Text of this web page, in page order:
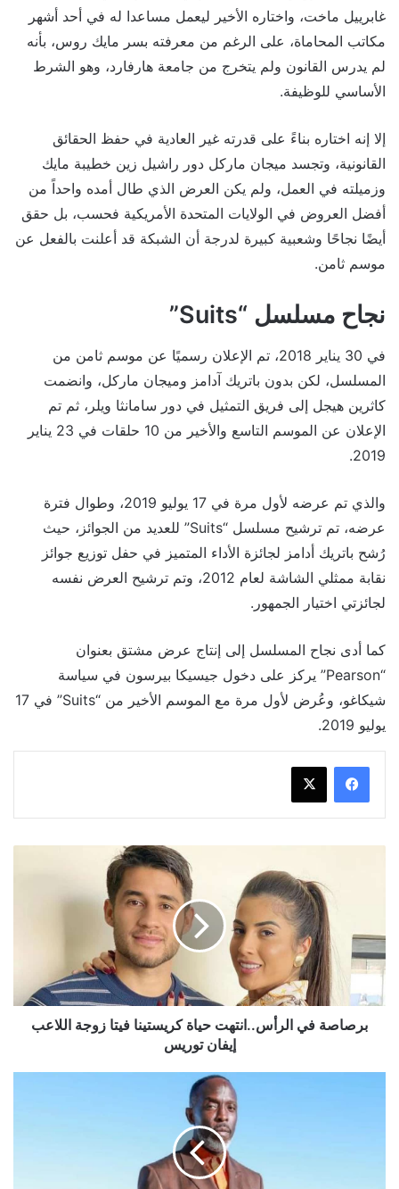
غابرييل ماخت، واختاره الأخير ليعمل مساعدا له في أحد أشهر
مكاتب المحاماة، على الرغم من معرفته بسر مايك روس، بأنه
لم يدرس القانون ولم يتخرج من جامعة هارفارد، وهو الشرط
الأساسي للوظيفة.
إلا إنه اختاره بناءً على قدرته غير العادية في حفظ الحقائق
القانونية، وتجسد ميجان ماركل دور راشيل زين خطيبة مايك
وزميلته في العمل، ولم يكن العرض الذي طال أمده واحداً من
أفضل العروض في الولايات المتحدة الأمريكية فحسب، بل حقق
أيضًا نجاحًا وشعبية كبيرة لدرجة أن الشبكة قد أعلنت بالفعل عن
موسم ثامن.
نجاح مسلسل “Suits”
في 30 يناير 2018، تم الإعلان رسميًا عن موسم ثامن من
المسلسل، لكن بدون باتريك آدامز وميجان ماركل، وانضمت
كاثرين هيجل إلى فريق التمثيل في دور سامانثا ويلر، ثم تم
الإعلان عن الموسم التاسع والأخير من 10 حلقات في 23 يناير
2019.
والذي تم عرضه لأول مرة في 17 يوليو 2019، وطوال فترة
عرضه، تم ترشيح مسلسل “Suits” للعديد من الجوائز، حيث
رُشح باتريك أدامز لجائزة الأداء المتميز في حفل توزيع جوائز
نقابة ممثلي الشاشة لعام 2012، وتم ترشيح العرض نفسه
لجائزتي اختيار الجمهور.
كما أدى نجاح المسلسل إلى إنتاج عرض مشتق بعنوان
“Pearson” يركز على دخول جيسيكا بيرسون في سياسة
شيكاغو، وعُرض لأول مرة مع الموسم الأخير من “Suits” في 17
يوليو 2019.
الرأس..انتهت
فيتا
زوجة
إيفان
توريسبرصاصة في الرأس..انتهت حياة كريستينا فيتا زوجة اللاعب
إيفان توريس